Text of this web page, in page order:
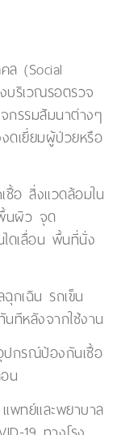
ล (Social
บริเวณรอตรวจ
กรรมสัมนาต่างๆ
ดเยี่ยมผู้ป่วยหรือ
ชื้อ สิ่งแวดล้อมใน
นผิว จุด
ดเลื่อน พื้นที่นั่ง
กเฉิน รถเข็น
หลังจากใช้งาน
กรณ์ป้องกันเชื้อ
น
พทย์และพยาบาล